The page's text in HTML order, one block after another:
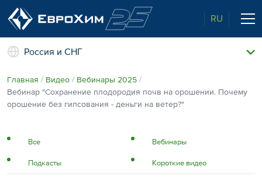
RU
Наши удобрения
О нас
Поддержка и сопровождение
Экологичность
Полевые опыты
Россия и СНГ
Главная Видео
Вебинары 2025
Вебинар "Сохранение плодородия почв на орошении. Почему
орошение без гипсования - деньги на ветер?"
Все Вебинары
Подкасты Короткие видео